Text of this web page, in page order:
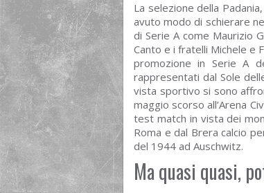
La selezione della
avuto modo di schierare
di Serie A come Maurizio
Canto e i fratelli Michele e
promozione in Serie A
rappresentati dal Sole
vista sportivo si sono
maggio scorso all’Arena
test match in vista dei
Roma e dal Brera calcio
del 1944 ad Auschwitz.
Ma quasi quasi,